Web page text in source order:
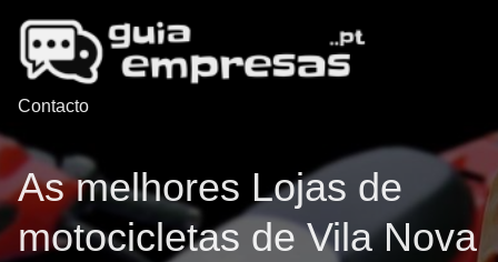
Contacto
As melhores Lojas de
motocicletas de Vila Nova